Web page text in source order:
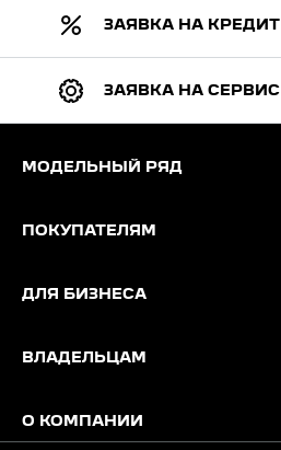
ЗАЯВКА НА КРЕДИТ
ЗАЯВКА НА СЕРВИС
МОДЕЛЬНЫЙ РЯД
ПОКУПАТЕЛЯМ
ДЛЯ БИЗНЕСА
ВЛАДЕЛЬЦАМ
О КОМПАНИИ